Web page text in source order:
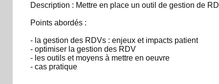
Description : Mettre en place un outil de gestion de
Points abordés :
- la gestion des RDVs : enjeux et impacts patient
- optimiser la gestion des RDV
- les outils et moyens à mettre en oeuvre
- cas pratique